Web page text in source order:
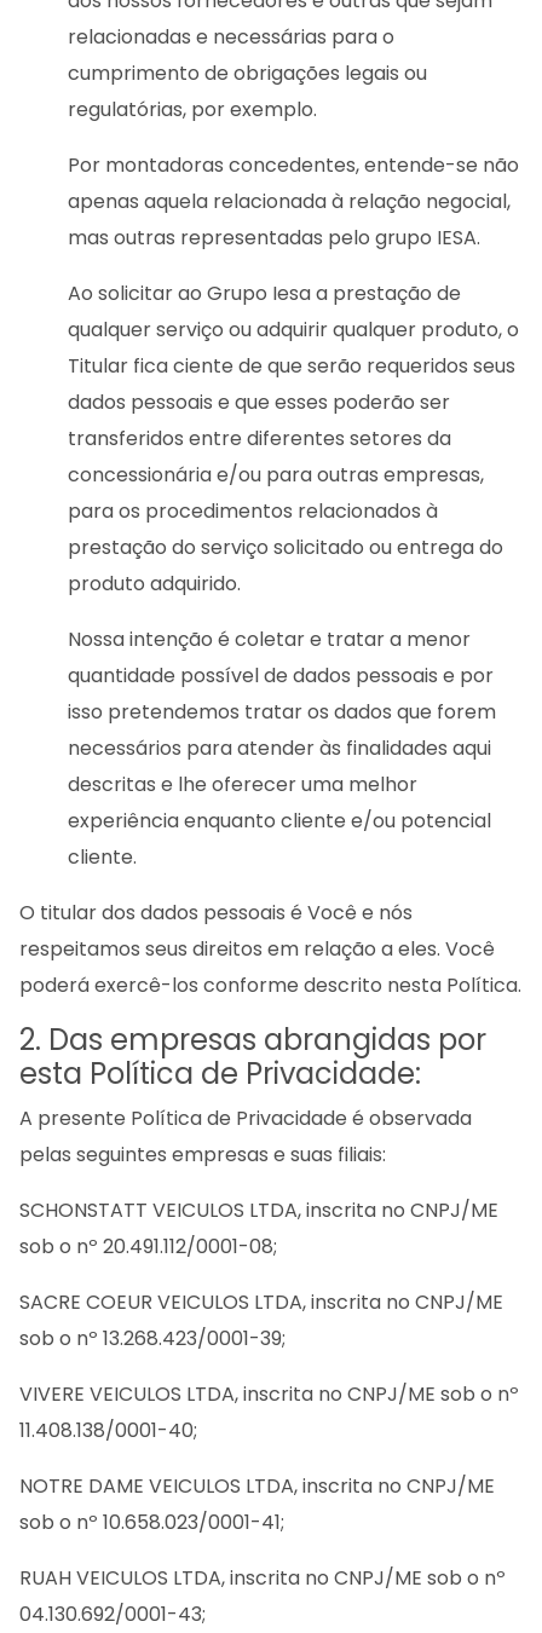
relacionadas e necessárias para o
cumprimento de obrigações legais ou
regulatórias, por exemplo.
Por montadoras concedentes, entende-se não
apenas aquela relacionada à relação negocial,
mas outras representadas pelo grupo IESA.
Ao solicitar ao Grupo Iesa a prestação de
qualquer serviço ou adquirir qualquer produto, o
Titular fica ciente de que serão requeridos seus
dados pessoais e que esses poderão ser
transferidos entre diferentes setores da
concessionária e/ou para outras empresas,
para os procedimentos relacionados à
prestação do serviço solicitado ou entrega do
produto adquirido.
Nossa intenção é coletar e tratar a menor
quantidade possível de dados pessoais e por
isso pretendemos tratar os dados que forem
necessários para atender às finalidades aqui
descritas e lhe oferecer uma melhor
experiência enquanto cliente e/ou potencial
cliente.
O titular dos dados pessoais é Você e nós
respeitamos seus direitos em relação a eles. Você
poderá exercê-los conforme descrito nesta Política.
2. Das empresas abrangidas por
esta Política de Privacidade:
A presente Política de Privacidade é observada
pelas seguintes empresas e suas filiais:
SCHONSTATT VEICULOS LTDA, inscrita no CNPJ/ME
sob o nº 20.491.112/0001-08;
SACRE COEUR VEICULOS LTDA, inscrita no CNPJ/ME
sob o nº 13.268.423/0001-39;
VIVERE VEICULOS LTDA, inscrita no CNPJ/ME sob o nº
11.408.138/0001-40;
NOTRE DAME VEICULOS LTDA, inscrita no CNPJ/ME
sob o nº 10.658.023/0001-41;
RUAH VEICULOS LTDA, inscrita no CNPJ/ME sob o nº
04.130.692/0001-43;